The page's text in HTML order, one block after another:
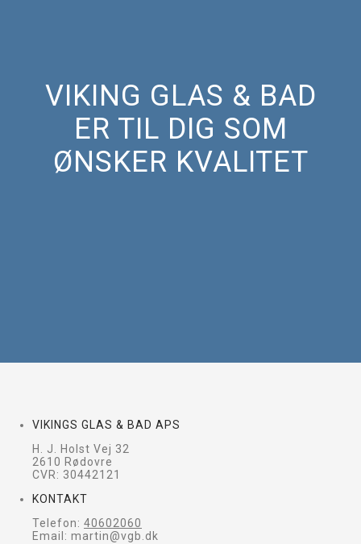
VIKING GLAS & BAD
ER TIL DIG SOM
ØNSKER KVALITET
VIKINGS GLAS & BAD APS
H. J. Holst Vej 32
2610 Rødovre
CVR: 30442121
KONTAKT
Telefon: 40602060
Email: martin@vgb.dk